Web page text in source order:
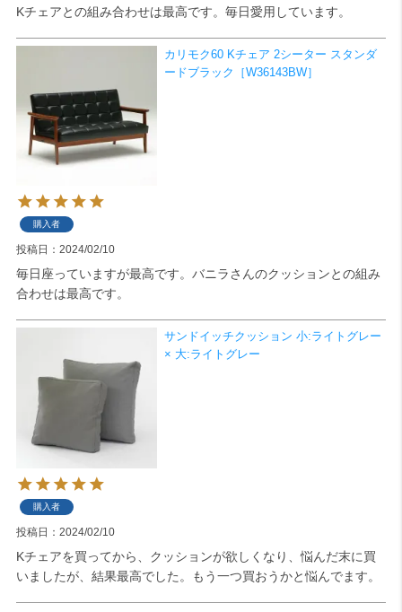
検索
Kチェアとの組み合わせは最高です。毎日愛用しています。
カリモク60 Kチェア 2シーター スタンダ
ードブラック［W36143BW］
購入者
投稿日 2024/02/10
毎日座っていますが最高です。バニラさんのクッションとの組み
合わせは最高です。
サンドイッチクッション 小:ライトグレー
× 大:ライトグレー
購入者
投稿日 2024/02/10
Kチェアを買ってから、クッションが欲しくなり、悩んだ末に買
いましたが、結果最高でした。もう一つ買おうかと悩んでます。